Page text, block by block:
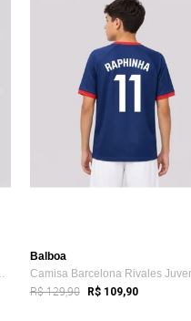
Preta e Azul
Balboa
R$ 129,90 R$ 109,90